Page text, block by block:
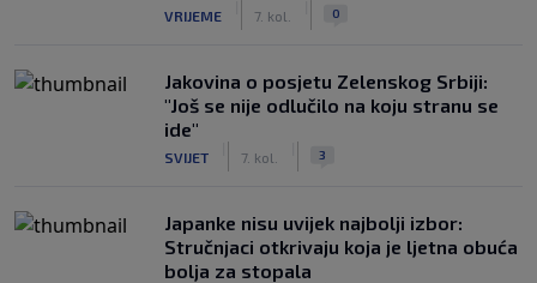
VRIJEME 7. kol. 0
Jakovina o posjetu Zelenskog Srbiji:
"Još se nije odlučilo na koju stranu se
ide"
SVIJET 7. kol. 3
Japanke nisu uvijek najbolji izbor:
Stručnjaci otkrivaju koja je ljetna obuća
bolja za stopala